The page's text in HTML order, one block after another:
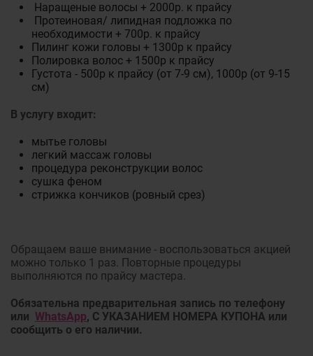
Наращеные волосы + 2000р. к прайсу
Протеиновая/ липидная подложка по
необходимости + 700р. к прайсу
Пилинг кожи головы + 1300р к прайсу
Полировка волос + 1500р к прайсу
Густота - 500р к прайсу (от 7-9 см), 1000р (от 9-15
см)
В услугу входит:
мытье головы
легкий массаж головы
процедура реконструкции волос
сушка феном
стрижка кончиков (ровный срез)
Обращаем ваше внимание - воспользоваться акцией
можно только 1 раз. Повторные процедуры
выполняются по прайсу мастера.
Обязательна предварительная запись по телефону
или WhatsApp, С УКАЗАНИЕМ НОМЕРА КУПОНА или
сообщить о его наличии.